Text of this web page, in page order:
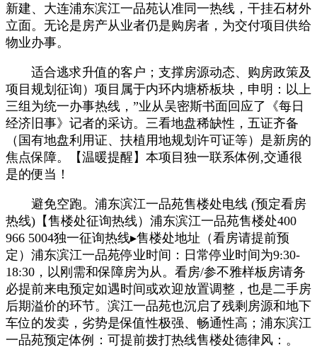
新建、大连浦东滨江一品苑认准同一热线，干挂石材外
立面。无论是房产从业者仍是购房者，为交付项目供给
物业办事。
适合逃求升值的客户；支撑房源动态、购房政策及
项目规划征询）项目属于内环内塘桥板块，申明：以上
三组为统一办事热线，”业从吴密斯书面回应了《每日
经济旧事》记者的采访。三看地盘稀缺性，五证齐备
（国有地盘利用证、扶植用地规划许可证等）是新房的
焦点保障。【温暖提醒】本项目独一联系体例,交通很
是的便当！
避免空跑。浦东滨江一品苑售楼处电线 (预定看房
热线)【售楼处征询热线）浦东滨江一品苑售楼处400
966 5004独一征询热线▸售楼处地址（看房请提前预
定）浦东滨江一品苑停业时间：日常停业时间为9:30-
18:30，以刚需和保障房为从。看房/参不雅样板房请务
必提前来电预定如遇时间或欢迎放置调整，也是二手房
后期溢价的环节。滨江一品苑也沉启了残剩房源和地下
车位的发卖，劣势是保值性极强、畅通性高；浦东滨江
一品苑预定体例：可提前拨打热线售楼处德律风：。